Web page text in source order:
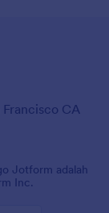
CA
Jotform adalah
Inc.